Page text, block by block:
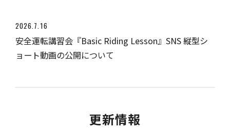
2026.7.16
安全運転講習会『Basic Riding Lesson』SNS 縦型シ
ョート動画の公開について
更新情報